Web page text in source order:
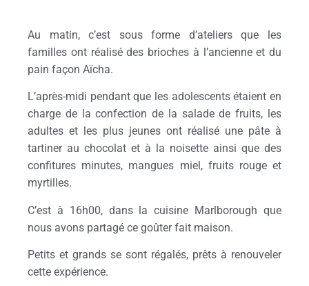
Au matin, c’est sous forme d’ateliers que les
familles ont réalisé des brioches à l’ancienne et du
pain façon Aïcha.
L’après-midi pendant que les adolescents étaient en
charge de la confection de la salade de fruits, les
adultes et les plus jeunes ont réalisé une pâte à
tartiner au chocolat et à la noisette ainsi que des
confitures minutes, mangues miel, fruits rouge et
myrtilles.
C’est à 16h00, dans la cuisine Marlborough que
nous avons partagé ce goûter fait maison.
Petits et grands se sont régalés, prêts à renouveler
cette expérience.